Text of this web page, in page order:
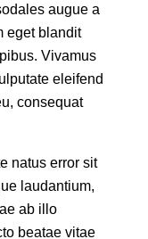
augue a
eget blandit
Vivamus
eleifend
consequat
natus error sit
laudantium,
ab illo
beatae vitae